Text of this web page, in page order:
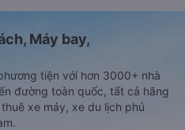
Máy bay,
tiện với hơn 3000+ nhà
đường toàn quốc, tất cả hãng
xe máy, xe du lịch phủ